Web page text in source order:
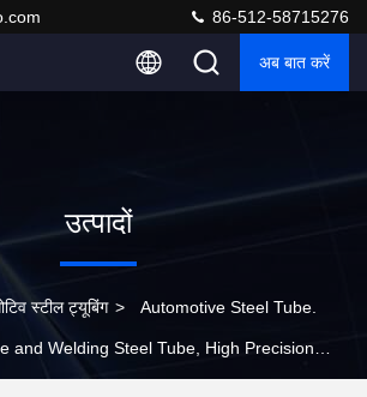
86-512-58715276
अब बात करें
उत्पादों
स्टील ट्यूबिंग > Automotive Steel Tube.
and Welding Steel Tube, High Precision